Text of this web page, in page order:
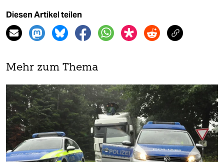
Diesen Artikel teilen
Mehr zum Thema